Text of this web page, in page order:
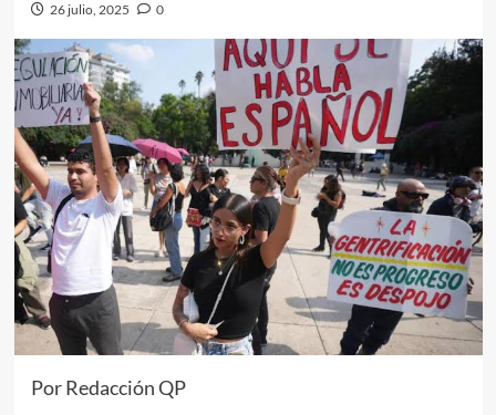
26 julio, 2025 0
Por Redacción QP